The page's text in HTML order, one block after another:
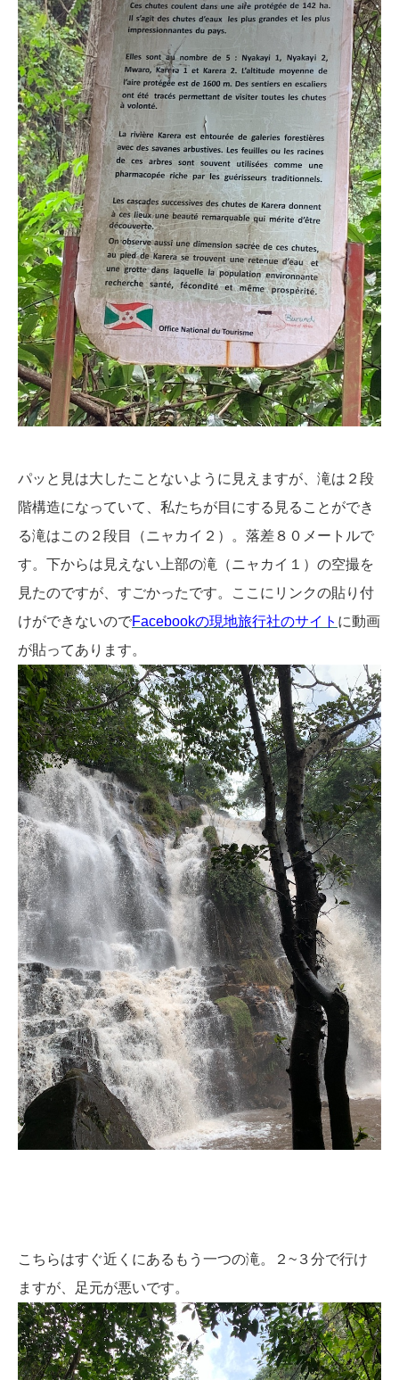
パッと見は大したことないように見えますが、滝は２段
階構造になっていて、私たちが目にする見ることができ
る滝はこの２段目（ニャカイ２）。落差８０メートルで
す。下からは見えない上部の滝（ニャカイ１）の空撮を
見たのですが、すごかったです。ここにリンクの貼り付
けができないのでFacebookの現地旅行社のサイト に動画
が貼ってあります。
こちらはすぐ近くにあるもう一つの滝。２~３分で行け
ますが、足元が悪いです。